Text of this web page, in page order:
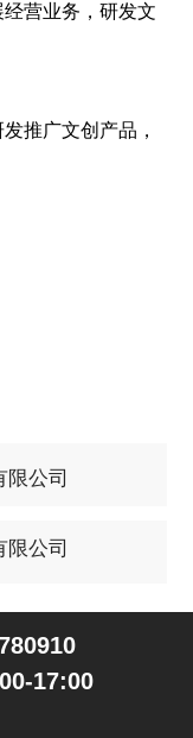
营业务，研发文
推广文创产品，
公司
公司
17:00